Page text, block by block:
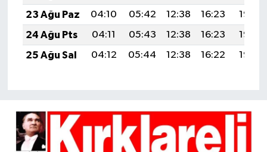
23 Ağu Paz
04:10 05:42 12:38 16:23
19:25
24 Ağu Pts
04:11 05:43 12:38 16:23
19:23
25 Ağu Sal
04:12 05:44 12:38 16:22 19:22